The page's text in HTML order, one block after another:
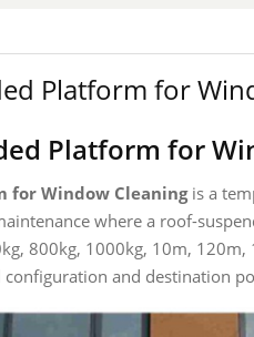
Platform for
Platform for
for Window Cleaningis a
where a roof-
800kg, 1000kg, 10m,
and destination